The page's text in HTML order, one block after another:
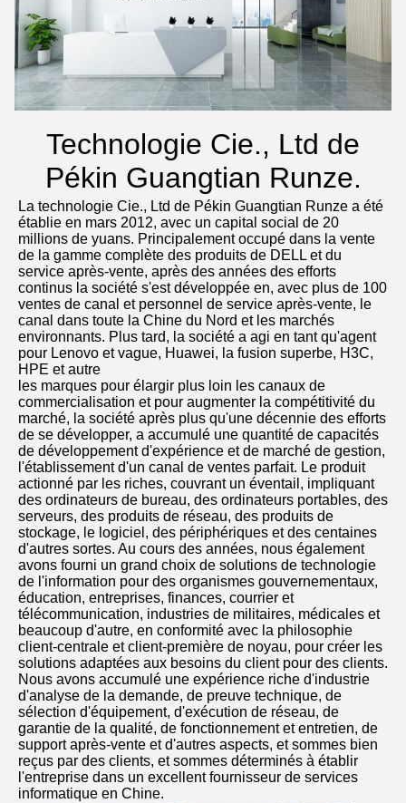
Technologie Cie., Ltd de
Pékin Guangtian Runze.
La technologie Cie., Ltd de Pékin Guangtian Runze a été
établie en mars 2012, avec un capital social de 20
millions de yuans. Principalement occupé dans la vente
de la gamme complète des produits de DELL et du
service après-vente, après des années des efforts
continus la société s'est développée en, avec plus de 100
ventes de canal et personnel de service après-vente, le
canal dans toute la Chine du Nord et les marchés
environnants. Plus tard, la société a agi en tant qu'agent
pour Lenovo et vague, Huawei, la fusion superbe, H3C,
HPE et autre
les marques pour élargir plus loin les canaux de
commercialisation et pour augmenter la compétitivité du
marché, la société après plus qu'une décennie des efforts
de se développer, a accumulé une quantité de capacités
de développement d'expérience et de marché de gestion,
l'établissement d'un canal de ventes parfait. Le produit
actionné par les riches, couvrant un éventail, impliquant
des ordinateurs de bureau, des ordinateurs portables, des
serveurs, des produits de réseau, des produits de
stockage, le logiciel, des périphériques et des centaines
d'autres sortes. Au cours des années, nous également
avons fourni un grand choix de solutions de technologie
de l'information pour des organismes gouvernementaux,
éducation, entreprises, finances, courrier et
télécommunication, industries de militaires, médicales et
beaucoup d'autre, en conformité avec la philosophie
client-centrale et client-première de noyau, pour créer les
solutions adaptées aux besoins du client pour des clients.
Nous avons accumulé une expérience riche d'industrie
d'analyse de la demande, de preuve technique, de
sélection d'équipement, d'exécution de réseau, de
garantie de la qualité, de fonctionnement et entretien, de
support après-vente et d'autres aspects, et sommes bien
reçus par des clients, et sommes déterminés à établir
l'entreprise dans un excellent fournisseur de services
informatique en Chine.